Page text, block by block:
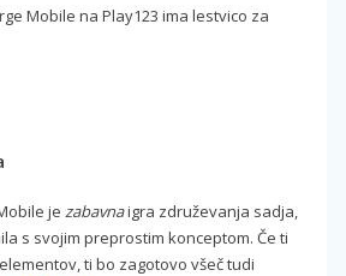
Mobile na Play123 ima lestvico za
je zabavnaigra združevanja sadja,
s svojim preprostim konceptom. Če ti
ti bo zagotovo všeč tudi